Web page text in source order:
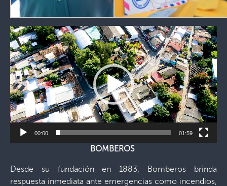
Reproductor
de
vídeo
00:00 01:59
BOMBEROS
Desde su fundación en 1883, Bomberos brinda
respuesta inmediata ante emergencias como incendios,